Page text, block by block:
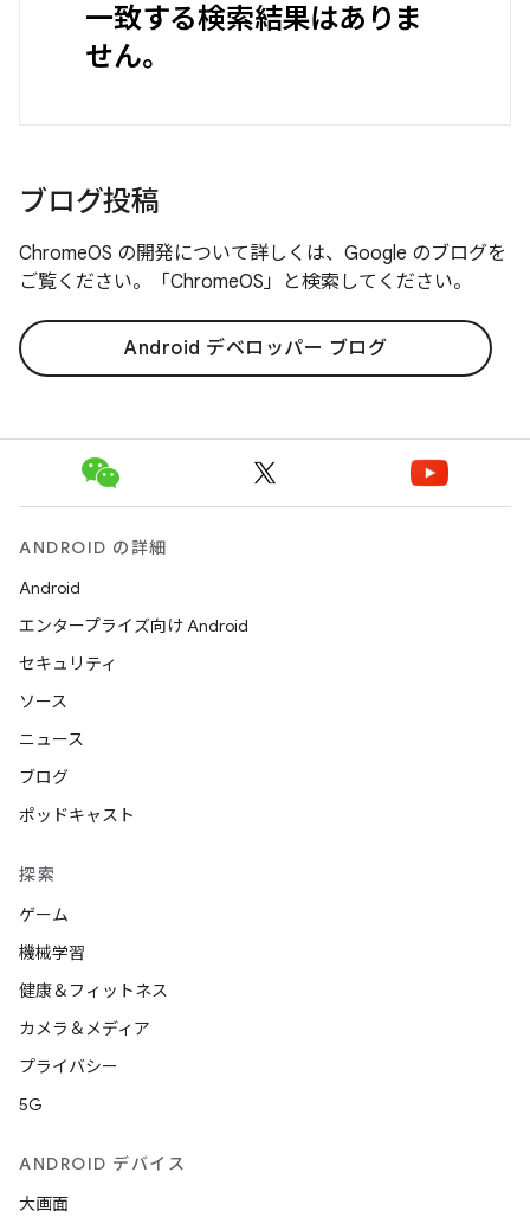
一致する検索結果はありま
せん。
ブログ投稿
ChromeOS の開発について詳しくは、Google のブログを
ご覧ください。「ChromeOS」と検索してください。
Android デベロッパー ブログ
ANDROID の詳細
Android
エンタープライズ向け Android
セキュリティ
ソース
ニュース
ブログ
ポッドキャスト
探索
ゲーム
機械学習
健康＆フィットネス
カメラ＆メディア
プライバシー
5G
ANDROID デバイス
大画面